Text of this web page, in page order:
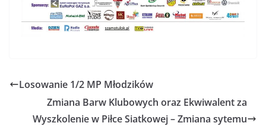
Losowanie 1/2 MP Młodzików
Zmiana Barw Klubowych oraz Ekwiwalent za
Wyszkolenie w Piłce Siatkowej – Zmiana sytemu